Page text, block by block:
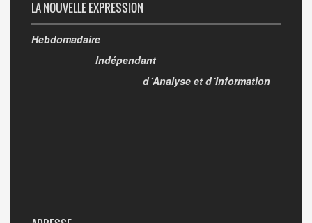
LA NOUVELLE EXPRESSION
Hebdomadaire
Indépendant
d´Analyse et d´Information